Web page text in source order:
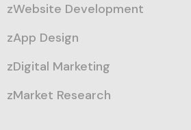
zWebsite Development
zApp Design
zDigital Marketing
zMarket Research